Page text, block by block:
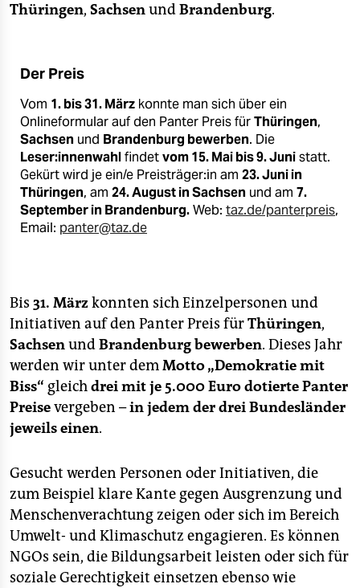
Thüringen, SachsenundBrandenburg.
Der Preis
Vom 1. bis 31. März konnte man sich über ein
Onlineformular auf den Panter Preis fürThüringen,
Sachsen und Brandenburg bewerben. Die
Leser:innenwahlfindetvom 15. Mai bis 9. Junistatt.
Gekürt wird je ein/e Preisträger:in am 23. Juni in
Thüringen, am 24. August in Sachsen und am 7.
September in Brandenburg.Web: taz.de/panterpreis,
Email: panter@taz.de
Bis 31. März konnten sich Einzelpersonen und
Initiativen auf den Panter Preis fürThüringen,
SachsenundBrandenburg bewerben. Dieses Jahr
werden wir unter demMotto „Demokratie mit
Biss“ gleichdrei mit je 5.000 Euro dotierte Panter
Preisevergeben –in jedem der drei Bundesländer
jeweils einen.
Gesucht werden Personen oder Initiativen, die
zum Beispiel klare Kante gegen Ausgrenzung und
Menschenverachtung zeigen oder sich im Bereich
Umwelt- und Klimaschutz engagieren. Es können
NGOs sein, die Bildungsarbeit leisten oder sich für
soziale Gerechtigkeit einsetzen ebenso wie